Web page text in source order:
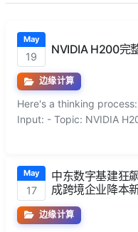
May
19
NVIDIA H200完
边缘计算
Here's a thinking
Input: - Topic: NVIDIA
May
17
中东数字基建狂
成跨境企业降本
边缘计算